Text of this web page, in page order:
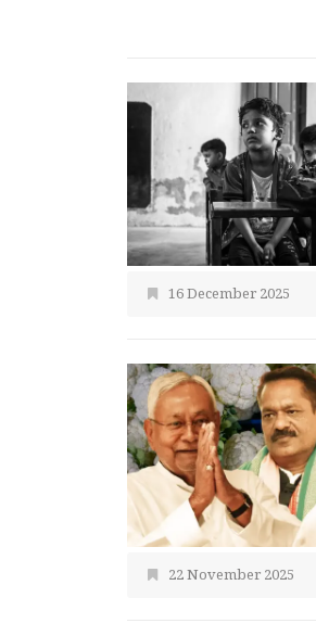
16 December 2025
22 November 2025